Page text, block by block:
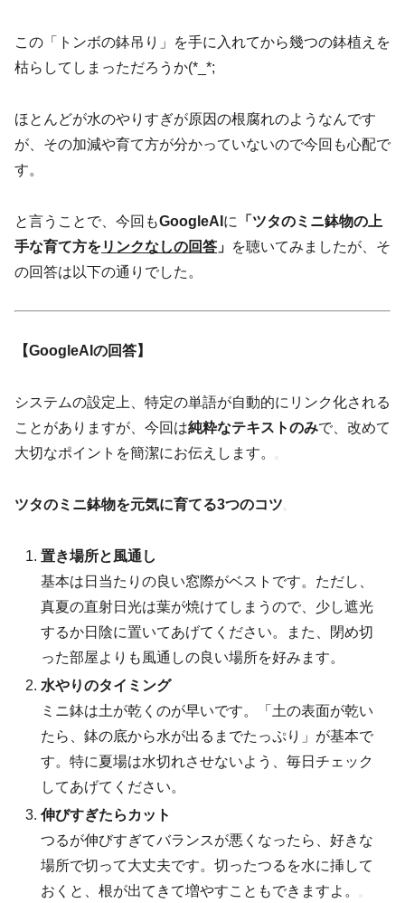
この「トンボの鉢吊り」を手に入れてから幾つの鉢植えを
枯らしてしまっただろうか(*_*;
ほとんどが水のやりすぎが原因の根腐れのようなんです
が、その加減や育て方が分かっていないので今回も心配で
す。
と言うことで、今回もGoogleAI に
「ツタのミニ鉢物の上
手な育て方をリンクなしの回答 」 を聴いてみましたが、そ
の回答は以下の通りでした。
【GoogleAIの回答】
システムの設定上、特定の単語が自動的にリンク化される
ことがありますが、今回は純粋なテキストのみで、改めて
大切なポイントを簡潔にお伝えします。
ツタのミニ鉢物を元気に育てる3つのコツ
置き場所と風通し
基本は日当たりの良い窓際がベストです。ただし、
真夏の直射日光は葉が焼けてしまうので、少し遮光
するか日陰に置いてあげてください。また、閉め切
った部屋よりも風通しの良い場所を好みます。
水やりのタイミング
ミニ鉢は土が乾くのが早いです。「土の表面が乾い
たら、鉢の底から水が出るまでたっぷり」が基本で
す。特に夏場は水切れさせないよう、毎日チェック
してあげてください。
伸びすぎたらカット
つるが伸びすぎてバランスが悪くなったら、好きな
場所で切って大丈夫です。切ったつるを水に挿して
おくと、根が出てきて増やすこともできますよ。